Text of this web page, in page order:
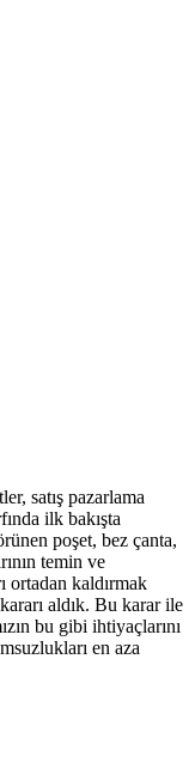
satış pazarlama
ilk bakışta
poşet, bez çanta,
temin ve
ortadan kaldırmak
aldık. Bu karar ile
bu gibi ihtiyaçlarını
en aza